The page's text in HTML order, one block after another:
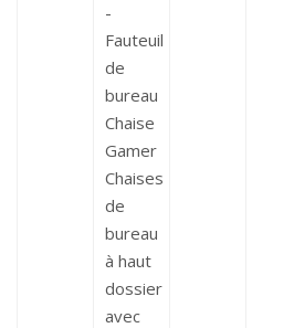
-
Fauteuil
de
bureau
Chaise
Gamer
Chaises
de
bureau
à haut
dossier
avec